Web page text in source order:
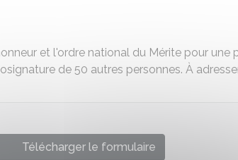
et l'ordre national du Mérite pour une
de 50 autres personnes. À
Télécharger le formulaire